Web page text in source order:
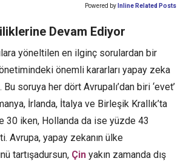
Powered by Inline Related Posts
Devam Ediyor
yöneltilen en ilginç sorulardan bir
önemli kararları yapay zeka
soruya her dört Avrupalı’dan biri ‘evet’
İrlanda, İtalya ve Birleşik Krallık’ta
30 iken, Hollanda da ise yüzde 43
Avrupa, yapay zekanın ülke
tartışadursun, Çin yakın zamanda dış